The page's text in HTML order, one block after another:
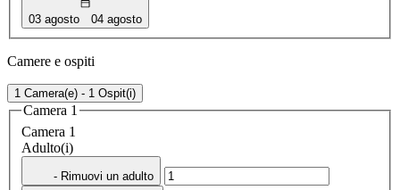
03 agosto 04 agosto
Camere e ospiti
1 Camera(e) - 1 Ospit(i)
Camera 1
Camera 1
Adulto(i)
- Rimuovi un adulto